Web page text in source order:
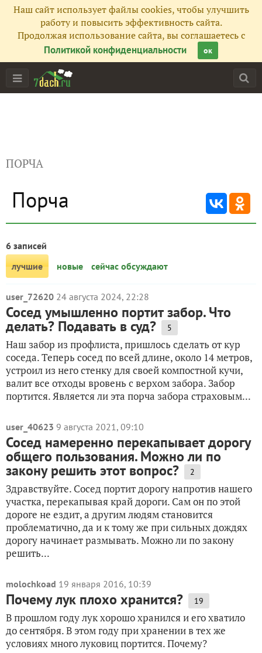
Наш сайт использует файлы cookies, чтобы улучшить
работу и повысить эффективность сайта.
Продолжая использование сайта, вы соглашаетесь с
Политикой конфиденциальности
ок
ПОРЧА
Порча
6 записей
лучшие
новые сейчас обсуждают
user_72620 24 августа 2024, 22:28
Сосед умышленно портит забор. Что
делать? Подавать в суд? 5
Наш забор из профлиста, пришлось сделать от кур
соседа. Теперь сосед по всей длине, около 14 метров,
устроил из него стенку для своей компостной кучи,
валит все отходы вровень с верхом забора. Забор
портится. Является ли эта порча забора страховым...
user_40623 9 августа 2021, 09:10
Сосед намеренно перекапывает дорогу
общего пользования. Можно ли по
закону решить этот вопрос? 2
Здравствуйте. Сосед портит дорогу напротив нашего
участка, перекапывая край дороги. Сам он по этой
дороге не ездит, а другим людям становится
проблематично, да и к тому же при сильных дождях
дорогу начинает размывать. Можно ли по закону
решить...
molochkoad 19 января 2016, 10:39
Почему лук плохо хранится? 19
В прошлом году лук хорошо хранился и его хватило
до сентября. В этом году при хранении в тех же
условиях много луковиц портится. Почему?